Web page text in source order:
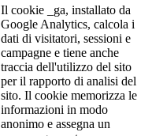
Il cookie _ga, installato da
Google Analytics, calcola i
dati di visitatori, sessioni e
campagne e tiene anche
traccia dell'utilizzo del sito
per il rapporto di analisi del
sito. Il cookie memorizza le
informazioni in modo
anonimo e assegna un